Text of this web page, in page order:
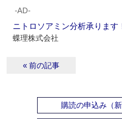
‐AD‐
ニトロソアミン分析承りま
蝶理株式会社
« 前の記事
購読の申込み（新